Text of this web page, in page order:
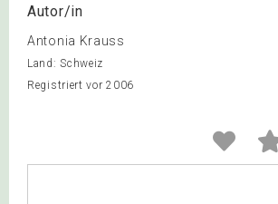
Autor/in
Antonia Krauss
Land: Schweiz
Registriert vor 2006